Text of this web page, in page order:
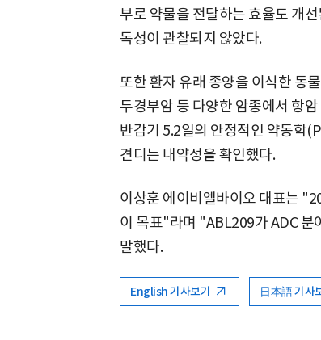
부로 약물을 전달하는 효율도 개
독성이 관찰되지 않았다.
또한 환자 유래 종양을 이식한 동
두경부암 등 다양한 암종에서 항
반감기 5.2일의 안정적인 약동학
견디는 내약성을 확인했다.
이상훈 에이비엘바이오 대표는
이 목표"라며 "ABL209가 ADC 분
말했다.
English 기사보기 日本語 기사